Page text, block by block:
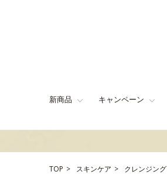
新商品 キャンペーン
TOP スキンケア クレンジング